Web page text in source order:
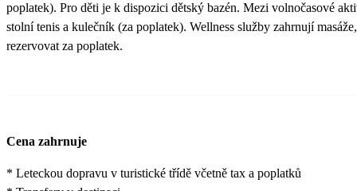
poplatek). Pro děti je k dispozici dětský bazén. Mezi volnočasové
stolní tenis a kulečník (za poplatek). Wellness služby zahrnují
rezervovat za poplatek.
Cena zahrnuje
* Leteckou dopravu v turistické třídě včetně tax a poplatků